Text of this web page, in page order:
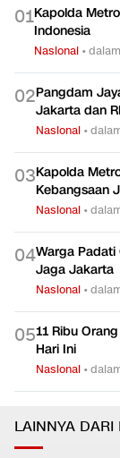
01Kapolda
Indonesia
Nasional •
02Pangdam
Jakarta dan RI
Nasional •
03Kapolda
Kebangsaan
Nasional •
04Warga Padati
Jaga Jakarta
Nasional •
0511 Ribu
Hari Ini
Nasional •
LAINNYA DARI